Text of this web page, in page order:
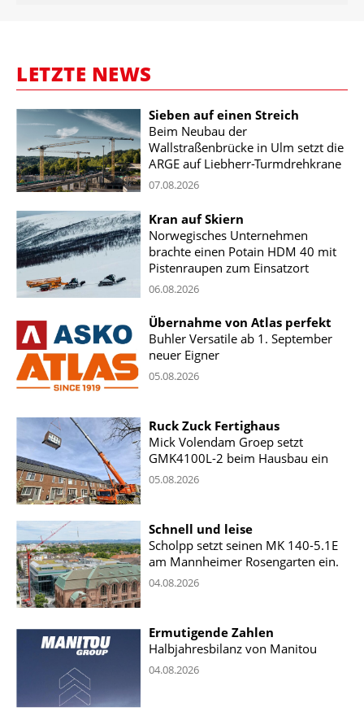
LETZTE NEWS
Sieben auf einen Streich
Beim Neubau der
Wallstraßenbrücke in Ulm setzt die
ARGE auf Liebherr-Turmdrehkrane
07.08.2026
Kran auf Skiern
Norwegisches Unternehmen
brachte einen Potain HDM 40 mit
Pistenraupen zum Einsatzort
06.08.2026
Übernahme von Atlas perfekt
Buhler Versatile ab 1. September
neuer Eigner
05.08.2026
Ruck Zuck Fertighaus
Mick Volendam Groep setzt
GMK4100L-2 beim Hausbau ein
05.08.2026
Schnell und leise
Scholpp setzt seinen MK 140-5.1E
am Mannheimer Rosengarten ein.
04.08.2026
Ermutigende Zahlen
Halbjahresbilanz von Manitou
04.08.2026